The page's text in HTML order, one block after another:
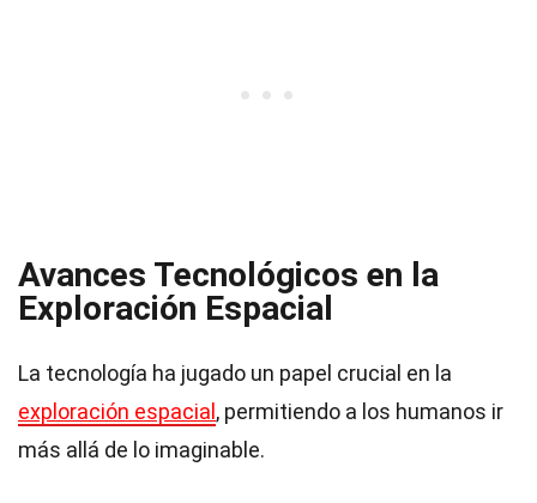
Avances Tecnológicos en la
Exploración Espacial
La tecnología ha jugado un papel crucial en la
exploración espacial , permitiendo a los humanos ir
más allá de lo imaginable.